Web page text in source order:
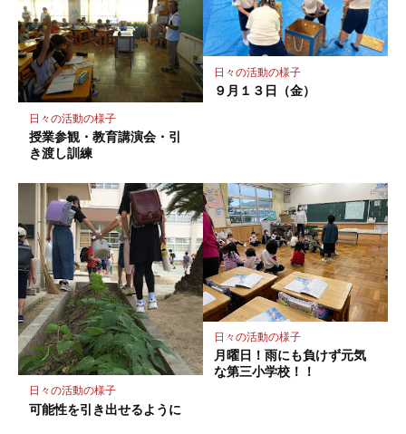
ク
に
保
存
日々の活動の様子
授業参観・教育講演会・引
き渡し訓練
日々の活動の様子
９月１３日（金）
日々の活動の様子
可能性を引き出せるように
日々の活動の様子
月曜日！雨にも負けず元気
な第三小学校！！